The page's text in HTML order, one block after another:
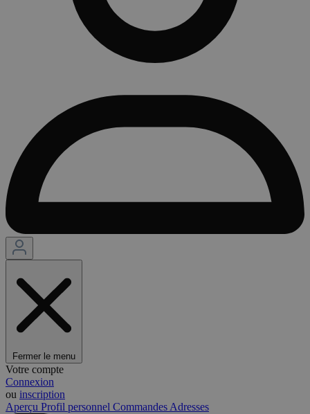
Fermer le menu
Votre compte
Connexion
ou inscription
Aperçu Profil personnel Commandes Adresses